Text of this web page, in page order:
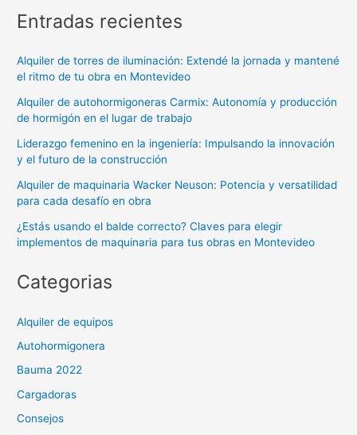
Entradas recientes
Alquiler de torres de iluminación: Extendé la jornada y mantené
el ritmo de tu obra en Montevideo
Alquiler de autohormigoneras Carmix: Autonomía y producción
de hormigón en el lugar de trabajo
Liderazgo femenino en la ingeniería: Impulsando la innovación
y el futuro de la construcción
Alquiler de maquinaria Wacker Neuson: Potencia y versatilidad
para cada desafío en obra
¿Estás usando el balde correcto? Claves para elegir
implementos de maquinaria para tus obras en Montevideo
Categorias
Alquiler de equipos
Autohormigonera
Bauma 2022
Cargadoras
Consejos